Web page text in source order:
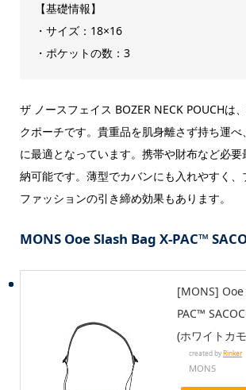
【基礎情報】
・サイズ：18×16
・ポケットの数：3
ザ ノースフェイス BOZER NECK POUCHは
クポーチです。貴重品を肌身離さず持ち運
に最適となっています。携帯や財布など必
納可能です。薄型でカバンにも入れやすく、
ファッションの引き締め効果もあります。
MONS Ooe Slash Bag X-PAC™
[MONS]
PAC™
(ホワイトカ
created byRinker
MONS